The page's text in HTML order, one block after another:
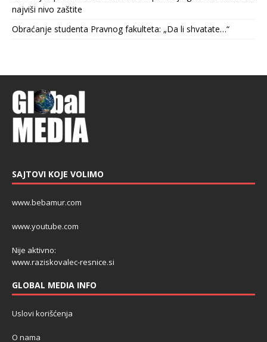
najviši nivo zaštite
Obraćanje studenta Pravnog fakulteta: „Da li shvatate…“
SAJTOVI KOJE VOLIMO
www.bebamur.com
www.youtube.com
Nije aktivno:
www.raziskovalec-resnice.si
GLOBAL MEDIA INFO
Uslovi korišćenja
O nama